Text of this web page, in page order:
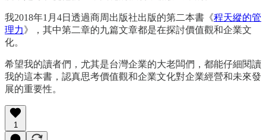
我2018年1月4日透過商周出版社出版的第二本書《程天縱的管
理力》，其中第二章的九篇文章都是在探討價值觀和企業文
化。
希望我的讀者們，尤其是台灣企業的大老闆們，都能仔細閱讀
我的這本書，認真思考價值觀和企業文化對企業經營和未來發
展的重要性。
1